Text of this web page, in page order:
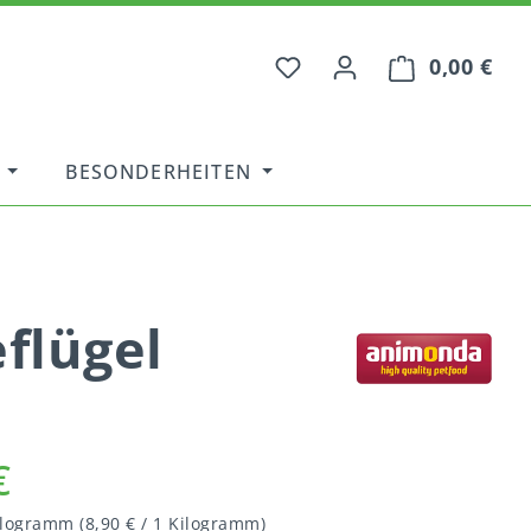
0,00 €
BESONDERHEITEN
(8,90 € / 1 Kilogramm)